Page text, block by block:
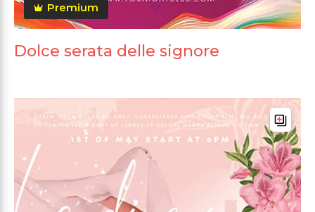
Premium
Dolce serata delle signore